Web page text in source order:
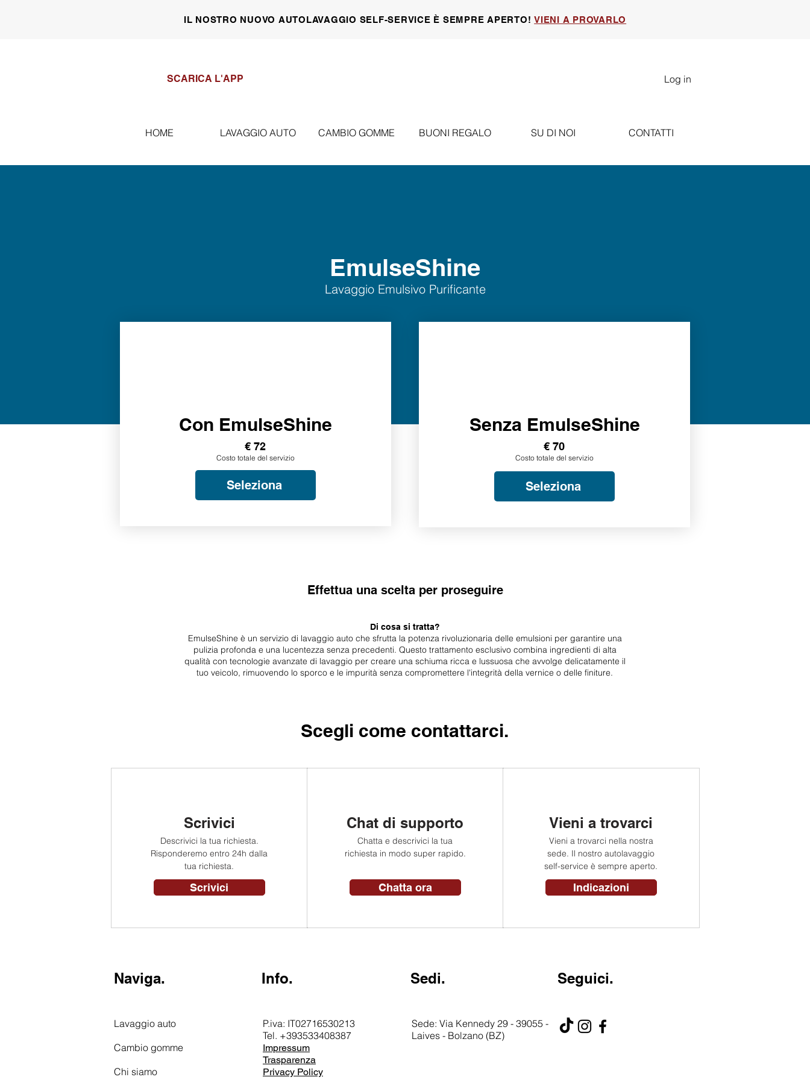
IL NOSTRO NUOVO AUTOLAVAGGIO SELF-SERVICE È SEMPRE APERTO! VIENI A PROVARLO
HOME LAVAGGIO AUTO CAMBIO GOMME BUONI REGALO SU DI NOI CONTATTI
EmulseShine
Lavaggio Emulsivo Purificante
Con EmulseShine
€ 72
Costo totale del servizio
Seleziona
Senza EmulseShine
Costo totale del servizio
€ 70
Seleziona
Effettua una scelta per proseguire
Di cosa si tratta?
EmulseShine è un servizio di lavaggio auto che sfrutta la potenza rivoluzionaria delle emulsioni per garantire una
pulizia profonda e una lucentezza senza precedenti. Questo trattamento esclusivo combina ingredienti di alta
qualità con tecnologie avanzate di lavaggio per creare una schiuma ricca e lussuosa che avvolge delicatamente il
tuo veicolo, rimuovendo lo sporco e le impurità senza compromettere l'integrità della vernice o delle finiture.
Log in
SCARICA L'APP
Scegli come contattarci.
Scrivici
Descrivici la tua richiesta.
Risponderemo entro 24h dalla
tua richiesta.
Scrivici
Chat di supporto
Chatta e descrivici la tua
richiesta in modo super rapido.
Chatta ora
Vieni a trovarci
Vieni a trovarci nella nostra
sede. Il nostro autolavaggio
self-service è sempre aperto.
Indicazioni
Naviga. Info. Sedi. Seguici.
Lavaggio auto
Cambio gomme
Chi siamo
P.iva: IT02716530213
Tel. +393533408387
Impressum
Trasparenza
Privacy Policy
Sede: Via Kennedy 29 - 39055 -
Laives - Bolzano (BZ)